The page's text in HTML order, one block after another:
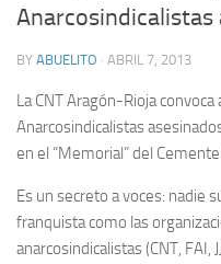
BY ABUELITO · ABRIL 7, 2013
La CNT Aragón-Rioja
Anarcosindicalistas
en el “Memorial” del
Es un secreto a voces: nadie
franquista como las
anarcosindicalistas (CNT, FAI,